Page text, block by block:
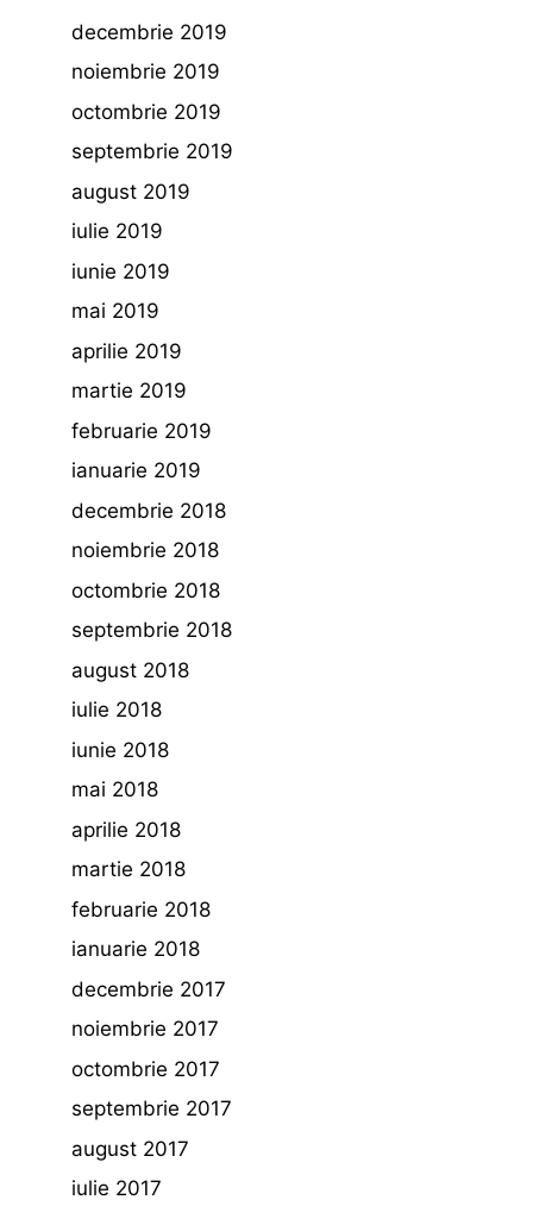
decembrie 2019
noiembrie 2019
octombrie 2019
septembrie 2019
august 2019
iulie 2019
iunie 2019
mai 2019
aprilie 2019
martie 2019
februarie 2019
ianuarie 2019
decembrie 2018
noiembrie 2018
octombrie 2018
septembrie 2018
august 2018
iulie 2018
iunie 2018
mai 2018
aprilie 2018
martie 2018
februarie 2018
ianuarie 2018
decembrie 2017
noiembrie 2017
octombrie 2017
septembrie 2017
august 2017
iulie 2017